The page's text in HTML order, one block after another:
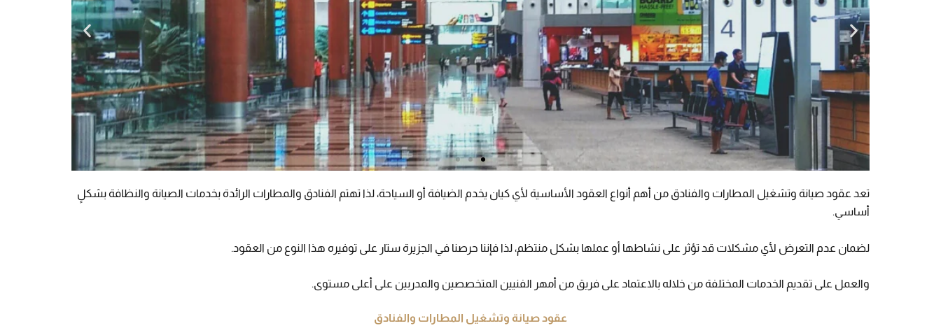
تعد عقود صيانة وتشغيل المطارات والفنادق من أهم أنواع العقود الأساسية لأي كيان يخدم الضيافة أو السياحة، لذا تهتم الفنادق والمطارات الرائدة بخدمات الصيانة والنظافة بشكلٍ
أساسي.
لضمان عدم التعرض لأي مشكلات قد تؤثر على نشاطها أو عملها بشكل منتظم، لذا فإننا حرصنا في الجزيرة ستار على توفيره هذا النوع من العقود.
والعمل على تقديم الخدمات المختلفة من خلاله بالاعتماد على فريق من أمهر الفنيين المتخصصين والمدربين على أعلى مستوى.
عقود صيانة وتشغيل المطارات والفنادق